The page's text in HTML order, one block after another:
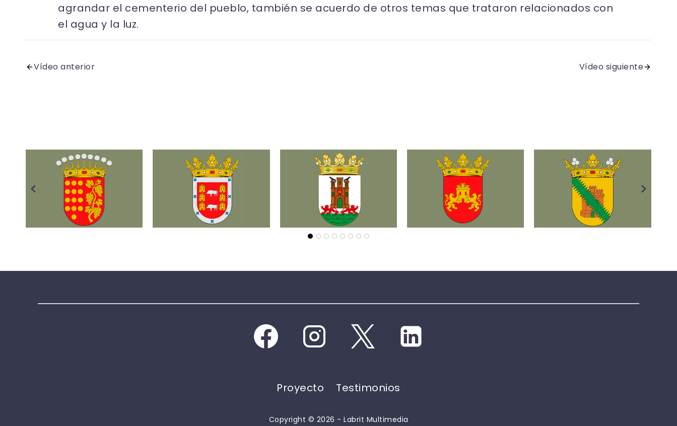
agrandar el cementerio del pueblo, también se acuerdo de otros temas que trataron relacionados con
el agua y la luz.
Vídeo anterior Vídeo siguiente
Proyecto Testimonios
Copyright © 2026 - Labrit Multimedia